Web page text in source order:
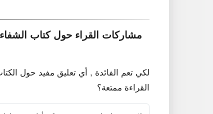
مشاركات القراء حول كتاب
لكي تعم الفائدة , أي تعليق مفيد حول
القراءة ممتعة؟